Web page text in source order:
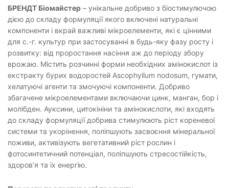
БРЕНДТ Біомайстер – унікальне добриво з біостимулючою
дією до складу формуляції якого включені натуральні
компоненти і вкрай важливі мікроелементи, які є цінними
для с.-г. культур при застосуванні в будь-яку фазу росту і
розвитку: від проростання насіння аж до періоду збору
врожаю. Містить розчинні форми необхідних амінокислот із
екстракту бурих водоростей Ascophyllum nodosum, гумати,
хелатуючі агенти та змочуючі компоненти. Добриво
збагачене мікроелементами включаючи цинк, манган, бор і
молібден. Ауксини, цитокініни та амінокислоти, які входять
до складу формуляції добрива стимулюють ріст кореневої
системи та укорінення, поліпшують засвоєння мінеральної
поживи, активізують вегетативний ріст рослин і
фотосинтетичний потенціал, поліпшують стресостійкість,
здоров’я та їх енергію.